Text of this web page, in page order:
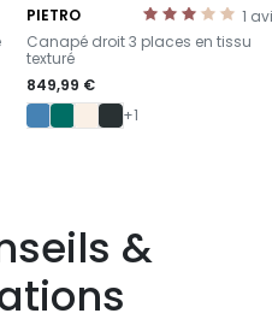
1
PIETRO
-
Canapé droit 3 places en tissu
texturé
849,99 €
+1
&